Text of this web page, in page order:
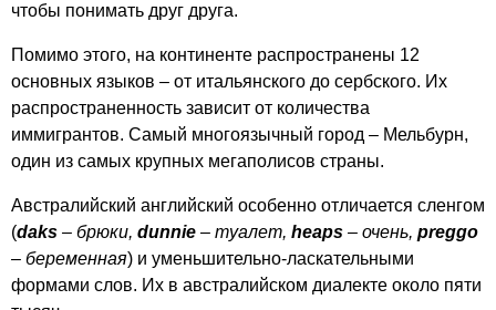
чтобы понимать друг друга.
Помимо этого, на континенте распространены 12
основных языков – от итальянского до сербского. Их
распространенность зависит от количества
иммигрантов. Самый многоязычный город – Мельбурн,
один из самых крупных мегаполисов страны.
Австралийский английский особенно отличается сленгом
(daks – брюки, dunnie – туалет, heaps – очень, preggo
– беременная) и уменьшительно-ласкательными
формами слов. Их в австралийском диалекте около пяти